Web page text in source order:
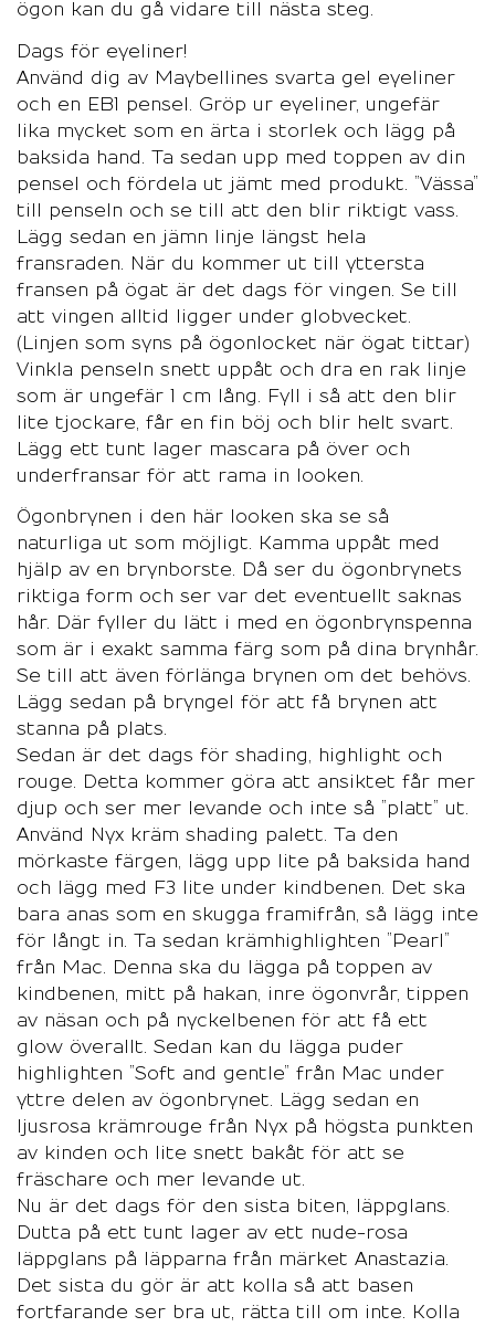
ögon kan du gå vidare till nästa steg.
Dags för eyeliner!
Använd dig av Maybellines svarta gel eyeliner
och en EB1 pensel. Gröp ur eyeliner, ungefär
lika mycket som en ärta i storlek och lägg på
baksida hand. Ta sedan upp med toppen av din
pensel och fördela ut jämt med produkt. ”Vässa”
till penseln och se till att den blir riktigt vass.
Lägg sedan en jämn linje längst hela
fransraden. När du kommer ut till yttersta
fransen på ögat är det dags för vingen. Se till
att vingen alltid ligger under globvecket.
(Linjen som syns på ögonlocket när ögat tittar)
Vinkla penseln snett uppåt och dra en rak linje
som är ungefär 1 cm lång. Fyll i så att den blir
lite tjockare, får en fin böj och blir helt svart.
Lägg ett tunt lager mascara på över och
underfransar för att rama in looken.
Ögonbrynen i den här looken ska se så
naturliga ut som möjligt. Kamma uppåt med
hjälp av en brynborste. Då ser du ögonbrynets
riktiga form och ser var det eventuellt saknas
hår. Där fyller du lätt i med en ögonbrynspenna
som är i exakt samma färg som på dina brynhår.
Se till att även förlänga brynen om det behövs.
Lägg sedan på bryngel för att få brynen att
stanna på plats.
Sedan är det dags för shading, highlight och
rouge. Detta kommer göra att ansiktet får mer
djup och ser mer levande och inte så ”platt” ut.
Använd Nyx kräm shading palett. Ta den
mörkaste färgen, lägg upp lite på baksida hand
och lägg med F3 lite under kindbenen. Det ska
bara anas som en skugga framifrån, så lägg inte
för långt in. Ta sedan krämhighlighten ”Pearl”
från Mac. Denna ska du lägga på toppen av
kindbenen, mitt på hakan, inre ögonvrår, tippen
av näsan och på nyckelbenen för att få ett
glow överallt. Sedan kan du lägga puder
highlighten ”Soft and gentle” från Mac under
yttre delen av ögonbrynet. Lägg sedan en
ljusrosa krämrouge från Nyx på högsta punkten
av kinden och lite snett bakåt för att se
fräschare och mer levande ut.
Nu är det dags för den sista biten, läppglans.
Dutta på ett tunt lager av ett nude-rosa
läppglans på läpparna från märket Anastazia.
Det sista du gör är att kolla så att basen
fortfarande ser bra ut, rätta till om inte. Kolla